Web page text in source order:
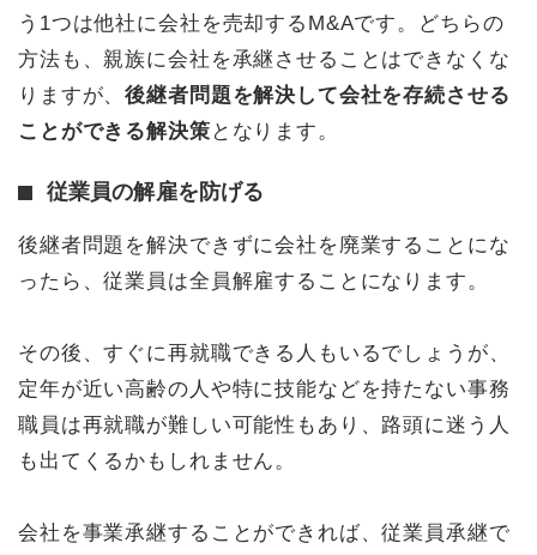
う1つは他社に会社を売却するM&Aです。どちらの
方法も、親族に会社を承継させることはできなくな
りますが、後継者問題を解決して会社を存続させる
ことができる解決策 となります。
従業員の解雇を防げる
後継者問題を解決できずに会社を廃業することにな
ったら、従業員は全員解雇することになります。
その後、すぐに再就職できる人もいるでしょうが、
定年が近い高齢の人や特に技能などを持たない事務
職員は再就職が難しい可能性もあり、路頭に迷う人
も出てくるかもしれません。
会社を事業承継することができれば、従業員承継で